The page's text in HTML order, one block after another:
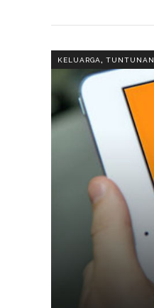
KELUARGA, TUNTUNAN